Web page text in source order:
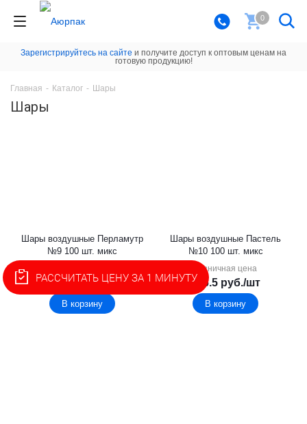
0
Зарегистрируйтесь на сайте и получите доступ к оптовым ценам на
готовую продукцию!
Главная - Каталог - Шары
Шары
Шары воздушные Перламутр
№9 100 шт. микс
241.6 руб. /шт
В корзину
Шары воздушные Пастель
№10 100 шт. микс
Розничная цена
286.5 руб./шт
В корзину
РАССЧИТАТЬ ЦЕНУ ЗА 1 МИНУТУ